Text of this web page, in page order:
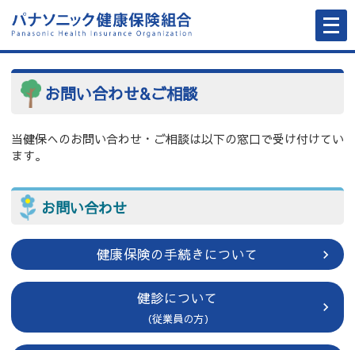
メ
ニ
ュ
ー
開
お問い合わせ&ご相談
当健保へのお問い合わせ・ご相談は以下の窓口で受け付けてい
ます。
お問い合わせ
健康保険の手続きについて
健診について
（従業員の方）